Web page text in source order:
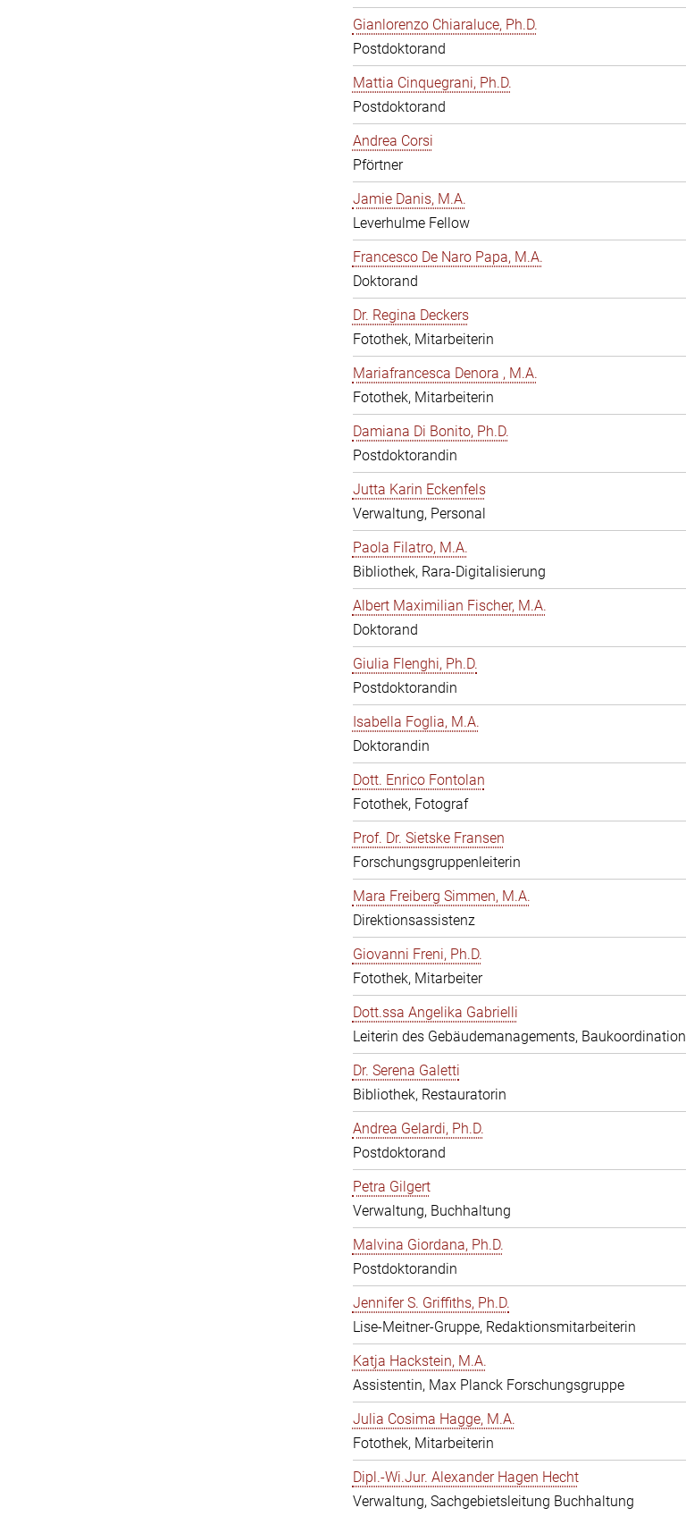
Gianlorenzo Chiaraluce, Ph.D.
Postdoktorand
Mattia Cinquegrani, Ph.D.
Postdoktorand
Andrea Corsi
Pförtner
Jamie Danis, M.A.
Leverhulme Fellow
Francesco De Naro Papa, M.A.
Doktorand
Dr. Regina Deckers
Fotothek, Mitarbeiterin
Mariafrancesca Denora , M.A.
Fotothek, Mitarbeiterin
Damiana Di Bonito, Ph.D.
Postdoktorandin
Jutta Karin Eckenfels
Verwaltung, Personal
Paola Filatro, M.A.
Bibliothek, Rara-Digitalisierung
Albert Maximilian Fischer, M.A.
Doktorand
Giulia Flenghi, Ph.D.
Postdoktorandin
Isabella Foglia, M.A.
Doktorandin
Dott. Enrico Fontolan
Fotothek, Fotograf
Prof. Dr. Sietske Fransen
Forschungsgruppenleiterin
Mara Freiberg Simmen, M.A.
Direktionsassistenz
Giovanni Freni, Ph.D.
Fotothek, Mitarbeiter
Dott.ssa Angelika Gabrielli
Leiterin des Gebäudemanagements, Baukoordination
Dr. Serena Galetti
Bibliothek, Restauratorin
Andrea Gelardi, Ph.D.
Postdoktorand
Petra Gilgert
Verwaltung, Buchhaltung
Malvina Giordana, Ph.D.
Postdoktorandin
Jennifer S. Griffiths, Ph.D.
Lise-Meitner-Gruppe, Redaktionsmitarbeiterin
Katja Hackstein, M.A.
Assistentin, Max Planck Forschungsgruppe
Julia Cosima Hagge, M.A.
Fotothek, Mitarbeiterin
Dipl.-Wi.Jur. Alexander Hagen Hecht
Verwaltung, Sachgebietsleitung Buchhaltung